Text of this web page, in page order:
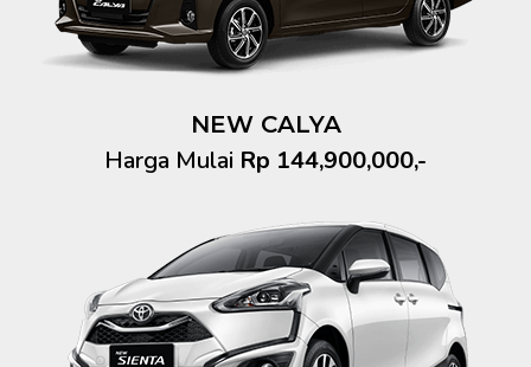
NEW CALYA
Harga Mulai Rp 144,900,000,-